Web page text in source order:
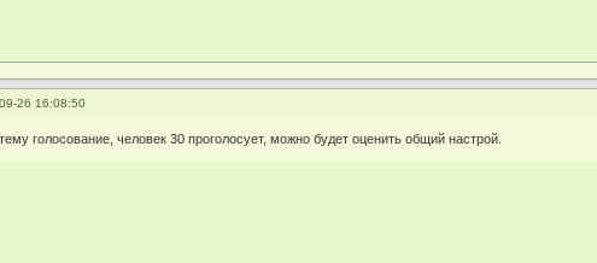
26 16:08:50
голосование, человек 30 проголосует, можно будет оценить общий настрой.